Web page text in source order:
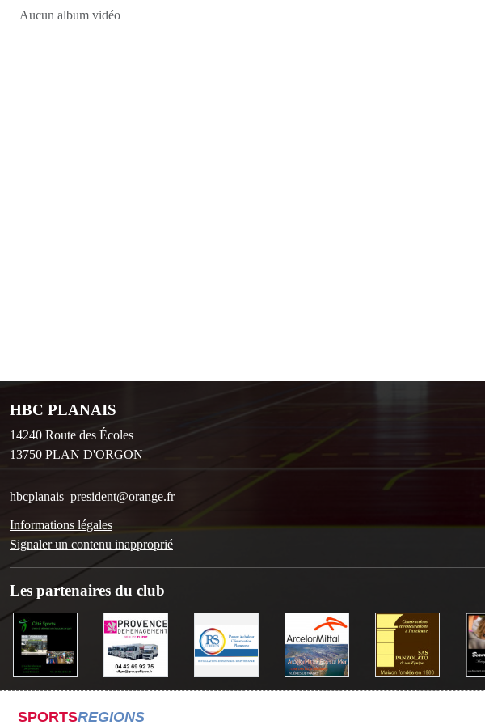
Aucun album vidéo
HBC PLANAIS
14240 Route des Écoles
13750 PLAN D'ORGON
hbcplanais_president@orange.fr
Informations légales
Signaler un contenu inapproprié
Les partenaires du club
SPORTSREGIONS